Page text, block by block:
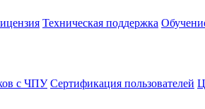
Техническая поддержка
с ЧПУ Сертификация пользователей